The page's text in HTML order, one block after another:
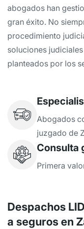
abogados han
gran éxito. No
procedimiento
soluciones
planteados por los
Abogados
juzgado de
Consulta
Primera
Despachos
a seguros en